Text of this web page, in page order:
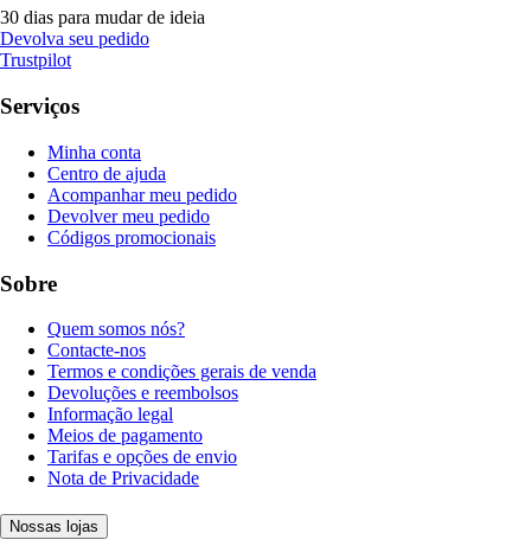
30 dias para mudar de ideia
Devolva seu pedido
Trustpilot
Serviços
Minha conta
Centro de ajuda
Acompanhar meu pedido
Devolver meu pedido
Códigos promocionais
Sobre
Quem somos nós?
Contacte-nos
Termos e condições gerais de venda
Devoluções e reembolsos
Informação legal
Meios de pagamento
Tarifas e opções de envio
Nota de Privacidade
Nossas lojas